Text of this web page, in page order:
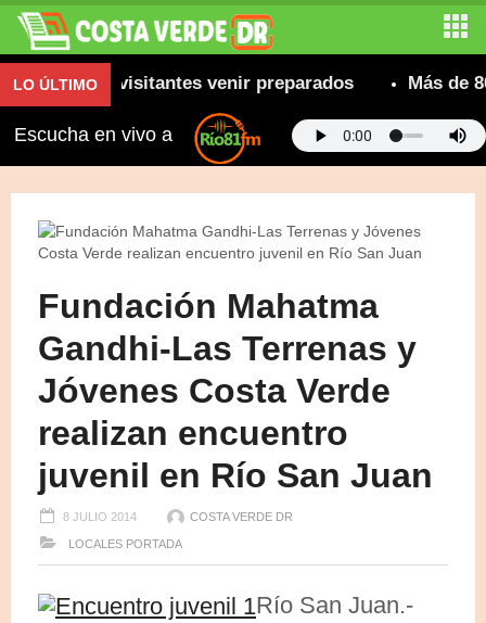
LO ÚLTIMOa visitantes venir preparados Más de 800
Escucha en vivo a
Fundación Mahatma
Gandhi-Las Terrenas y
Jóvenes Costa Verde
realizan encuentro
juvenil en Río San Juan
8 JULIO 2014 COSTA VERDE DR
LOCALES PORTADA
Río San Juan.-